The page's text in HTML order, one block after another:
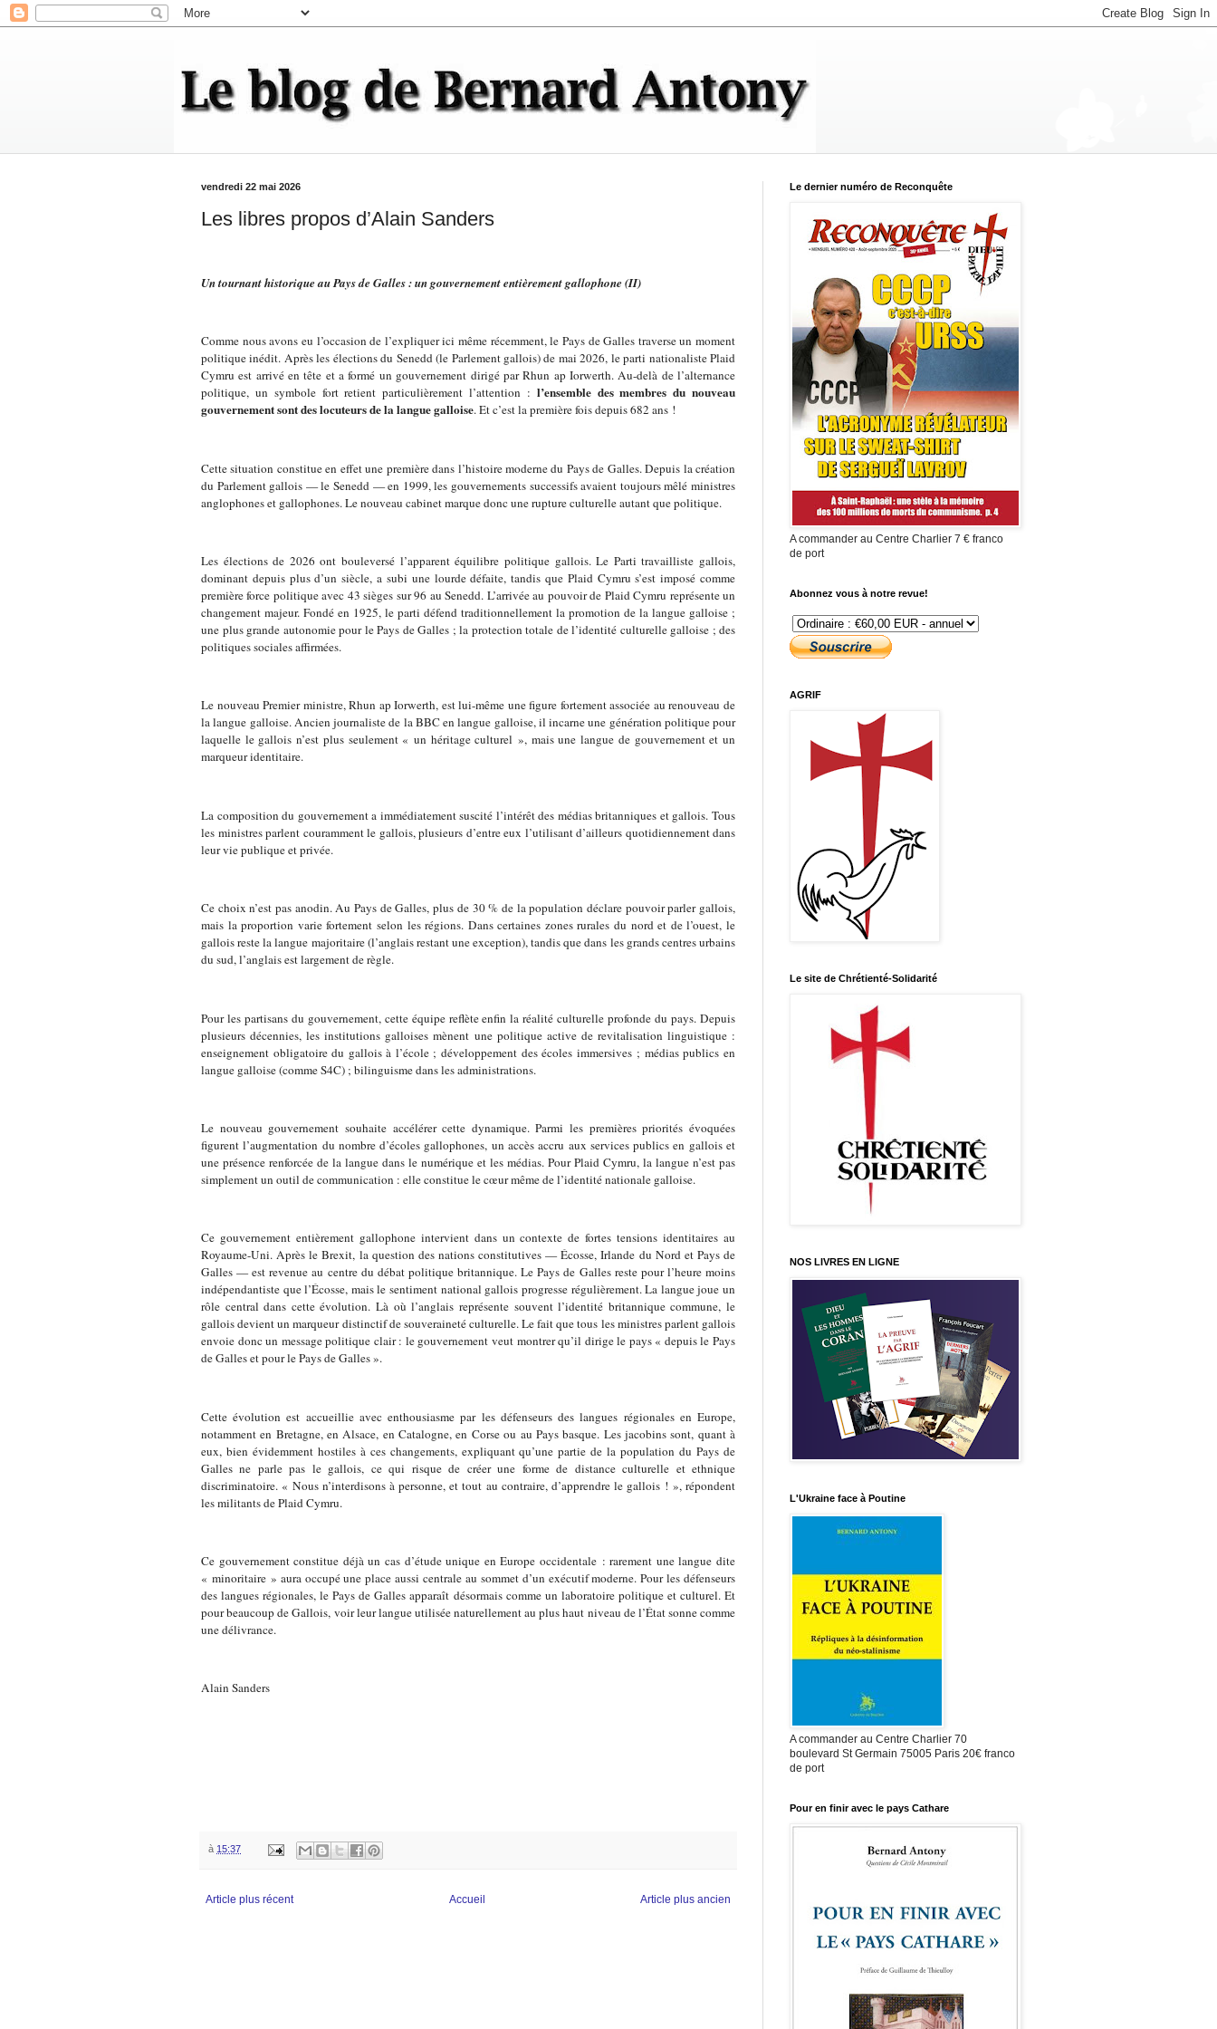
vendredi 22 mai 2026
Les libres propos d’Alain Sanders
Un tournant historique au Pays de Galles : un gouvernement entièrement gallophone (II)
Comme nous avons eu l’occasion de l’expliquer ici même récemment, le Pays de Galles traverse un moment
politique inédit. Après les élections du Senedd (le Parlement gallois) de mai 2026, le parti nationaliste Plaid
Cymru est arrivé en tête et a formé un gouvernement dirigé par Rhun ap Iorwerth. Au-delà de l’alternance
politique, un symbole fort retient particulièrement l’attention : l’ensemble des membres du nouveau
gouvernement sont des locuteurs de la langue galloise. Et c’est la première fois depuis 682 ans !
Cette situation constitue en effet une première dans l’histoire moderne du Pays de Galles. Depuis la création
du Parlement gallois — le Senedd — en 1999, les gouvernements successifs avaient toujours mêlé ministres
anglophones et gallophones. Le nouveau cabinet marque donc une rupture culturelle autant que politique.
Les élections de 2026 ont bouleversé l’apparent équilibre politique gallois. Le Parti travailliste gallois,
dominant depuis plus d’un siècle, a subi une lourde défaite, tandis que Plaid Cymru s’est imposé comme
première force politique avec 43 sièges sur 96 au Senedd. L’arrivée au pouvoir de Plaid Cymru représente un
changement majeur. Fondé en 1925, le parti défend traditionnellement la promotion de la langue galloise ;
une plus grande autonomie pour le Pays de Galles ; la protection totale de l’identité culturelle galloise ; des
politiques sociales affirmées.
Le nouveau Premier ministre, Rhun ap Iorwerth, est lui-même une figure fortement associée au renouveau de
la langue galloise. Ancien journaliste de la BBC en langue galloise, il incarne une génération politique pour
laquelle le gallois n’est plus seulement « un héritage culturel », mais une langue de gouvernement et un
marqueur identitaire.
La composition du gouvernement a immédiatement suscité l’intérêt des médias britanniques et gallois. Tous
les ministres parlent couramment le gallois, plusieurs d’entre eux l’utilisant d’ailleurs quotidiennement dans
leur vie publique et privée.
Ce choix n’est pas anodin. Au Pays de Galles, plus de 30 % de la population déclare pouvoir parler gallois,
mais la proportion varie fortement selon les régions. Dans certaines zones rurales du nord et de l’ouest, le
gallois reste la langue majoritaire (l’anglais restant une exception), tandis que dans les grands centres urbains
du sud, l’anglais est largement de règle.
Pour les partisans du gouvernement, cette équipe reflète enfin la réalité culturelle profonde du pays. Depuis
plusieurs décennies, les institutions galloises mènent une politique active de revitalisation linguistique :
enseignement obligatoire du gallois à l’école ; développement des écoles immersives ; médias publics en
langue galloise (comme S4C) ; bilinguisme dans les administrations.
Le nouveau gouvernement souhaite accélérer cette dynamique. Parmi les premières priorités évoquées
figurent l’augmentation du nombre d’écoles gallophones, un accès accru aux services publics en gallois et
une présence renforcée de la langue dans le numérique et les médias. Pour Plaid Cymru, la langue n’est pas
simplement un outil de communication : elle constitue le cœur même de l’identité nationale galloise.
Ce gouvernement entièrement gallophone intervient dans un contexte de fortes tensions identitaires au
Royaume-Uni. Après le Brexit, la question des nations constitutives — Écosse, Irlande du Nord et Pays de
Galles — est revenue au centre du débat politique britannique. Le Pays de Galles reste pour l’heure moins
indépendantiste que l’Écosse, mais le sentiment national gallois progresse régulièrement. La langue joue un
rôle central dans cette évolution. Là où l’anglais représente souvent l’identité britannique commune, le
gallois devient un marqueur distinctif de souveraineté culturelle. Le fait que tous les ministres parlent gallois
envoie donc un message politique clair : le gouvernement veut montrer qu’il dirige le pays « depuis le Pays
de Galles et pour le Pays de Galles ».
Cette évolution est accueillie avec enthousiasme par les défenseurs des langues régionales en Europe,
notamment en Bretagne, en Alsace, en Catalogne, en Corse ou au Pays basque. Les jacobins sont, quant à
eux, bien évidemment hostiles à ces changements, expliquant qu’une partie de la population du Pays de
Galles ne parle pas le gallois, ce qui risque de créer une forme de distance culturelle et ethnique
discriminatoire. « Nous n’interdisons à personne, et tout au contraire, d’apprendre le gallois ! », répondent
les militants de Plaid Cymru.
Ce gouvernement constitue déjà un cas d’étude unique en Europe occidentale : rarement une langue dite
« minoritaire » aura occupé une place aussi centrale au sommet d’un exécutif moderne. Pour les défenseurs
des langues régionales, le Pays de Galles apparaît désormais comme un laboratoire politique et culturel. Et
pour beaucoup de Gallois, voir leur langue utilisée naturellement au plus haut niveau de l’État sonne comme
une délivrance.
Alain Sanders
à 15:37
Article plus récent Article plus ancien
Accueil
Le dernier numéro de Reconquête
A commander au Centre Charlier 7 € franco
de port
Abonnez vous à notre revue!
AGRIF
Le site de Chrétienté-Solidarité
NOS LIVRES EN LIGNE
L'Ukraine face à Poutine
A commander au Centre Charlier 70
boulevard St Germain 75005 Paris 20€ franco
de port
Pour en finir avec le pays Cathare